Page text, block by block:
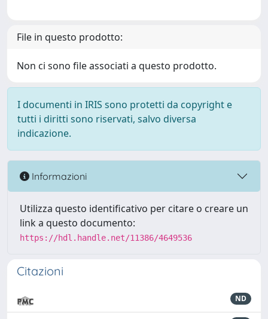
File in questo prodotto:
Non ci sono file associati a questo prodotto.
I documenti in IRIS sono protetti da copyright e
tutti i diritti sono riservati, salvo diversa
indicazione.
Informazioni
Utilizza questo identificativo per citare o creare un
link a questo documento:
https://hdl.handle.net/11386/4649536
Citazioni
ND